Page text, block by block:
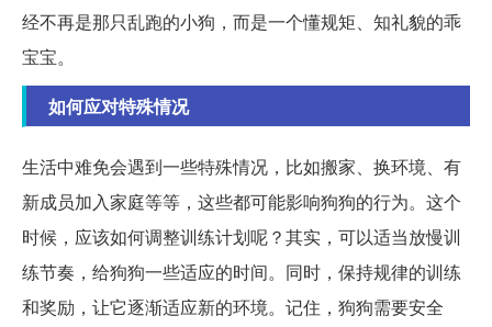
经不再是那只乱跑的小狗，而是一个懂规矩、知礼貌的乖
宝宝。
如何应对特殊情况
生活中难免会遇到一些特殊情况，比如搬家、换环境、有
新成员加入家庭等等，这些都可能影响狗狗的行为。这个
时候，应该如何调整训练计划呢？其实，可以适当放慢训
练节奏，给狗狗一些适应的时间。同时，保持规律的训练
和奖励，让它逐渐适应新的环境。记住，狗狗需要安全